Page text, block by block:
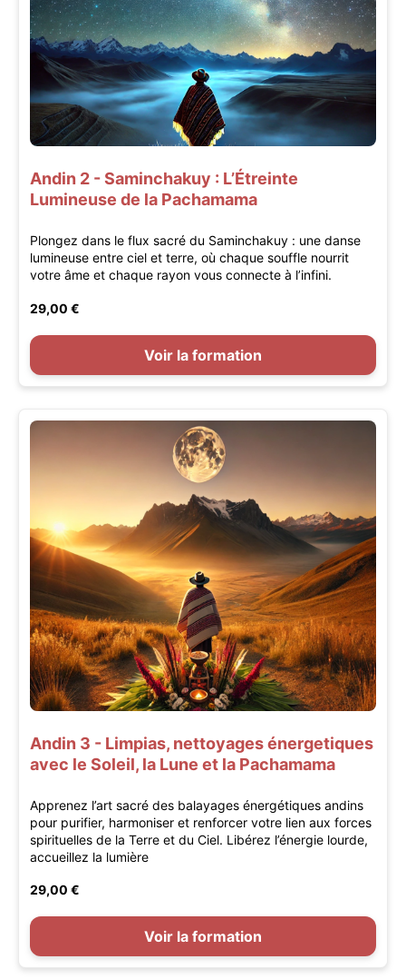
Andin 2 - Saminchakuy : L’Étreinte
Lumineuse de la Pachamama
Plongez dans le flux sacré du Saminchakuy : une danse
lumineuse entre ciel et terre, où chaque souffle nourrit
votre âme et chaque rayon vous connecte à l’infini.
29,00 €
Voir la formation
Andin 3 - Limpias, nettoyages énergetiques
avec le Soleil, la Lune et la Pachamama
Apprenez l’art sacré des balayages énergétiques andins
pour purifier, harmoniser et renforcer votre lien aux forces
spirituelles de la Terre et du Ciel. Libérez l’énergie lourde,
accueillez la lumière
29,00 €
Voir la formation